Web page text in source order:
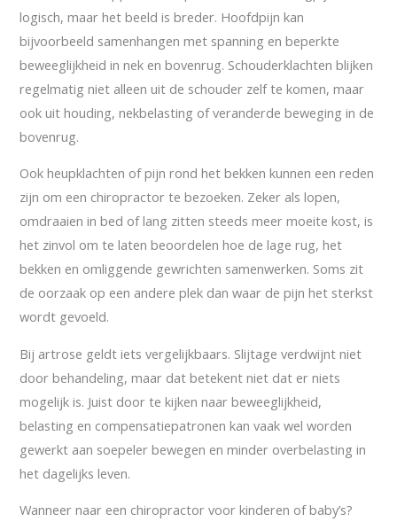
logisch, maar het beeld is breder. Hoofdpijn kan
bijvoorbeeld samenhangen met spanning en beperkte
beweeglijkheid in nek en bovenrug. Schouderklachten blijken
regelmatig niet alleen uit de schouder zelf te komen, maar
ook uit houding, nekbelasting of veranderde beweging in de
bovenrug.
Ook heupklachten of pijn rond het bekken kunnen een reden
zijn om een chiropractor te bezoeken. Zeker als lopen,
omdraaien in bed of lang zitten steeds meer moeite kost, is
het zinvol om te laten beoordelen hoe de lage rug, het
bekken en omliggende gewrichten samenwerken. Soms zit
de oorzaak op een andere plek dan waar de pijn het sterkst
wordt gevoeld.
Bij artrose geldt iets vergelijkbaars. Slijtage verdwijnt niet
door behandeling, maar dat betekent niet dat er niets
mogelijk is. Juist door te kijken naar beweeglijkheid,
belasting en compensatiepatronen kan vaak wel worden
gewerkt aan soepeler bewegen en minder overbelasting in
het dagelijks leven.
Wanneer naar een chiropractor voor kinderen of baby’s?